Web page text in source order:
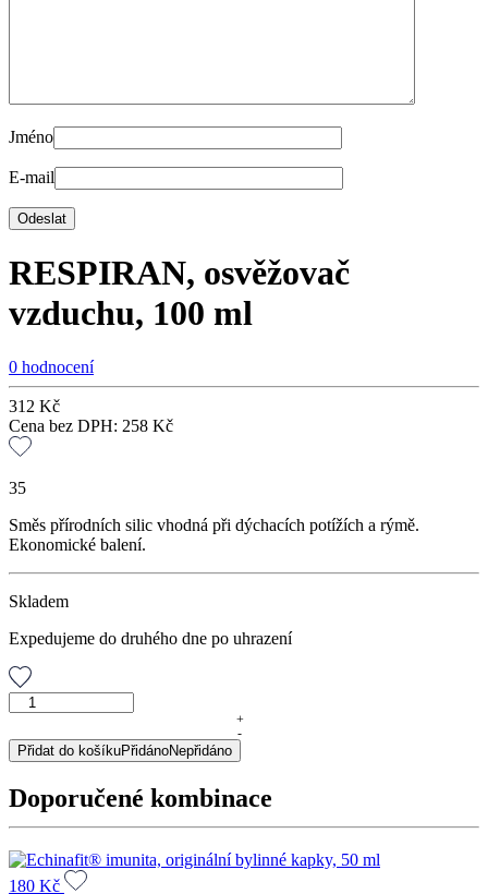
Jméno
E-mail
RESPIRAN, osvěžovač
vzduchu, 100 ml
0 hodnocení
312 Kč
Cena bez DPH: 258 Kč
35
Směs přírodních silic vhodná při dýchacích potížích a rýmě.
Ekonomické balení.
Skladem
Expedujeme do druhého dne po uhrazení
RESPIRAN,
vzduchu,
100
množství
+
-
Přidat do košíkuPřidánoNepřidáno
Doporučené kombinace
180 Kč